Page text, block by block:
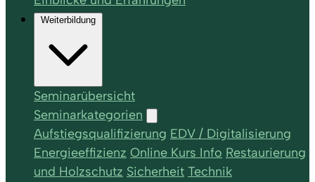
Weiterbildung
Seminarübersicht
Seminarkategorien
Aufstiegsqualifizierung EDV / Digitalisierung
Energieeffizienz Online Kurs Info Restaurierung
und Holzschutz Sicherheit Technik